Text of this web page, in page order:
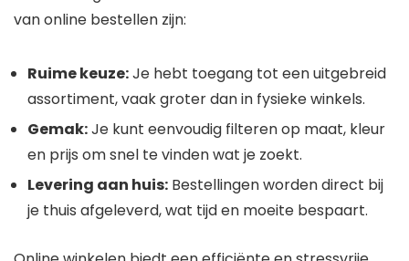
van online bestellen zijn:
Ruime keuze:Je hebt toegang tot een uitgebreid
assortiment, vaak groter dan in fysieke winkels.
Gemak:Je kunt eenvoudig filteren op maat, kleur
en prijs om snel te vinden wat je zoekt.
Levering aan huis: Bestellingen worden direct bij
je thuis afgeleverd, wat tijd en moeite bespaart.